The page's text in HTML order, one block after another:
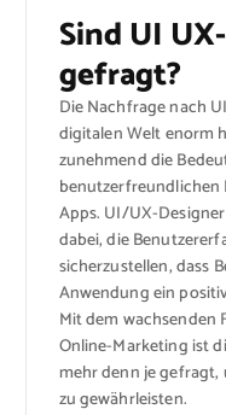
Sind UI
gefragt?
Die Nachfrage nach
digitalen Welt enorm
zunehmend die
benutzerfreundlichen
Apps. UI/UX-
dabei, die
sicherzustellen, dass
Anwendung ein
Mit dem wachsenden
Online-Marketing ist
mehr denn je
zu gewährleisten.